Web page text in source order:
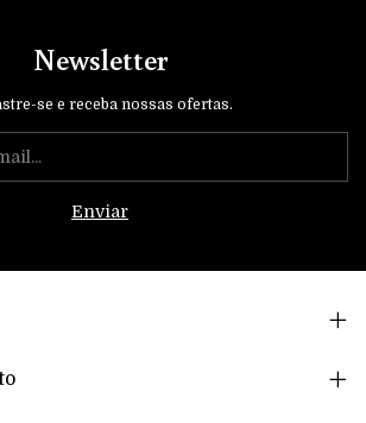
Newsletter
se e receba nossas ofertas.